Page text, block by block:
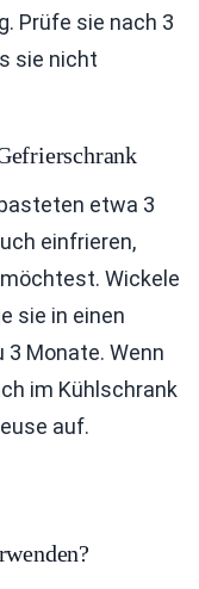
Prüfe sie nach 3
sie nicht
etwa 3
einfrieren,
Wickele
sie in einen
3 Monate. Wenn
im Kühlschrank
auf.